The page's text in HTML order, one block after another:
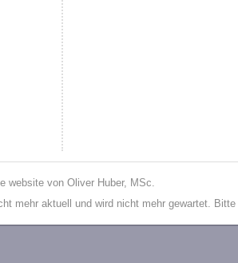
website von Oliver Huber, MSc.
mehr aktuell und wird nicht mehr gewartet.